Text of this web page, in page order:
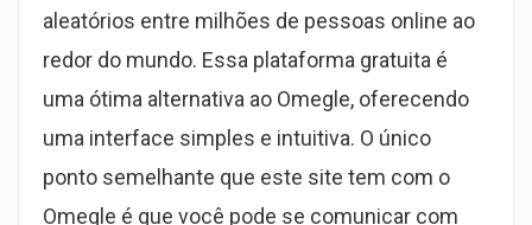
aleatórios entre milhões de pessoas online ao
redor do mundo. Essa plataforma gratuita é
uma ótima alternativa ao Omegle, oferecendo
uma interface simples e intuitiva. O único
ponto semelhante que este site tem com o
Omegle é que você pode se comunicar com